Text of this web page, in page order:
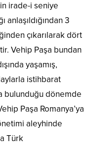
irade-i seniye
anlaşıldığından 3
çıkarılarak dört
Vehip Paşa bundan
yaşamış,
istihbarat
bulunduğu dönemde
Paşa Romanya’ya
aleyhinde
Türk